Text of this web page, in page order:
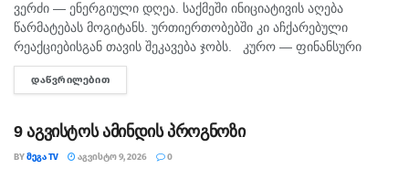
ვერძი — ენერგიული დღეა. საქმეში ინიციატივის აღება
წარმატებას მოგიტანს. ურთიერთობებში კი აჩქარებული
რეაქციებისგან თავის შეკავება ჯობს. კურო — ფინანსური
საკითხების მოსაგვარებლად კარგი დღეა. შეიძლება
საინტერესო შესაძლებლობა გამოჩნდეს. პირად ცხოვრებაში...
ᲓᲐᲬᲕᲠᲘᲚᲔᲑᲘᲗ
9 აგვისტოს ამინდის პროგნოზი
BYᲛᲔᲒᲐ TV ᲐᲒᲕᲘᲡᲢᲝ 9, 2026 0